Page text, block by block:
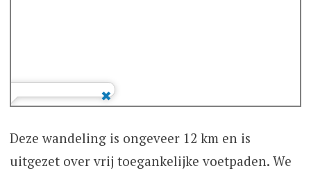
Deze wandeling is ongeveer 12 km en is
uitgezet over vrij toegankelijke voetpaden. We